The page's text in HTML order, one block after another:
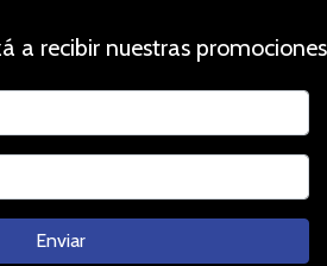
a recibir nuestras promociones
Enviar